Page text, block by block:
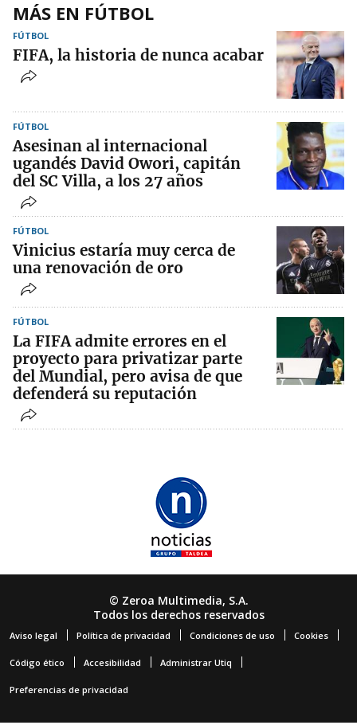
MÁS EN FÚTBOL
FÚTBOL
FIFA, la historia de nunca acabar
FÚTBOL
Asesinan al internacional
ugandés David Owori, capitán
del SC Villa, a los 27 años
FÚTBOL
Vinicius estaría muy cerca de
una renovación de oro
FÚTBOL
La FIFA admite errores en el
proyecto para privatizar parte
del Mundial, pero avisa de que
defenderá su reputación
© Zeroa Multimedia, S.A.
Todos los derechos reservados
Aviso legal Política de privacidad Condiciones de uso Cookies
Código ético Accesibilidad Administrar Utiq
Preferencias de privacidad